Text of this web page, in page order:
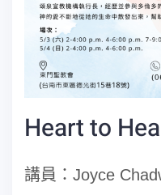
Heart to
講員：Joyce